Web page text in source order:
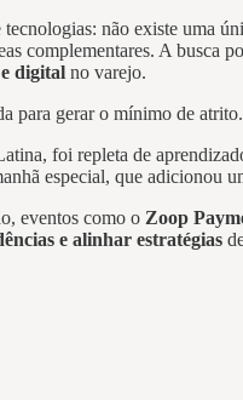
não existe uma
complementares. A busca
digital no varejo.
para gerar o mínimo de
foi repleta de
especial, que adicionou
eventos como o Zoop
e alinhar estratégias